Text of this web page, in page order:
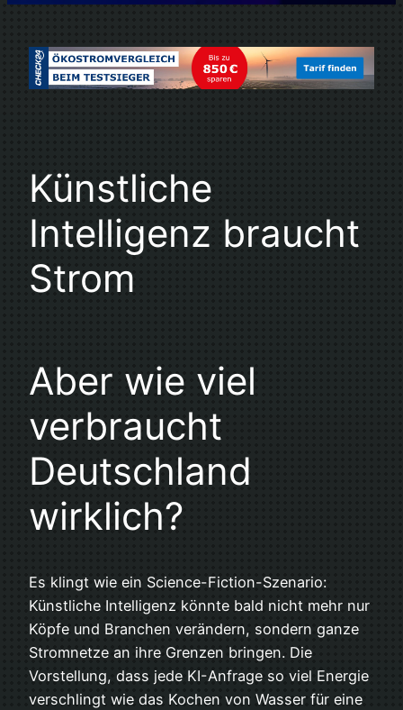
Künstliche
Intelligenz braucht
Strom
Aber wie viel
verbraucht
Deutschland
wirklich?
Es klingt wie ein Science-Fiction-Szenario:
Künstliche Intelligenz könnte bald nicht mehr nur
Köpfe und Branchen verändern, sondern ganze
Stromnetze an ihre Grenzen bringen. Die
Vorstellung, dass jede KI-Anfrage so viel Energie
verschlingt wie das Kochen von Wasser für eine